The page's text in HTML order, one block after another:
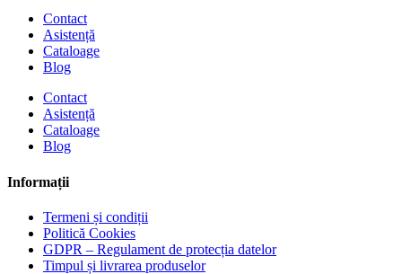
Contact
Asistență
Cataloage
Blog
Contact
Asistență
Cataloage
Blog
Informații
Termeni și condiții
Politică Cookies
GDPR – Regulament de protecția datelor
Timpul și livrarea produselor